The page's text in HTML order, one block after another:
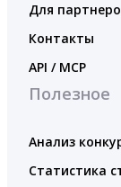
Для
Контакты
API / MCP
Полезное
Анализ
Статистика